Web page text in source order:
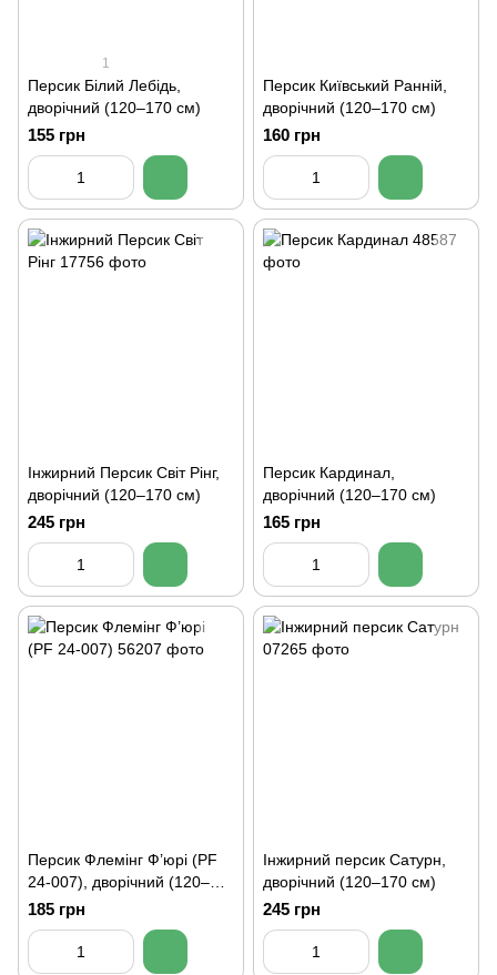
1
Персик Білий Лебідь,
дворічний (120–170 см)
155 грн
Персик Київський Ранній,
дворічний (120–170 см)
160 грн
Інжирний Персик Світ Рінг,
дворічний (120–170 см)
245 грн
Персик Кардинал,
дворічний (120–170 см)
165 грн
Персик Флемінг Ф’юрі (PF
24-007), дворічний (120–
170 см)
185 грн
Інжирний персик Сатурн,
дворічний (120–170 см)
245 грн